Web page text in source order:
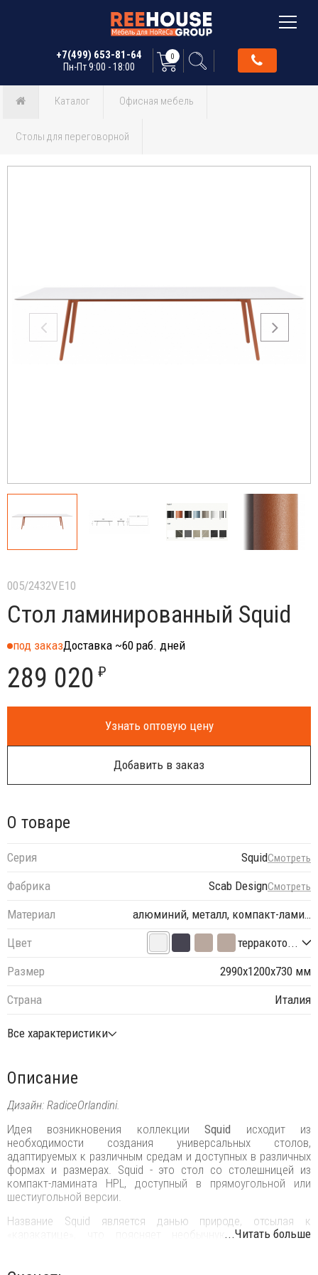
+7(499) 653-81-64
Пн-Пт 9:00 - 18:00
0
Каталог Офисная мебель
Столы для переговорной
005/2432VE10
Стол ламинированный Squid
под заказДоставка ~60 раб. дней
289 020 ₽
Узнать оптовую цену
Добавить в заказ
О товаре
Серия SquidСмотреть
Фабрика Scab DesignСмотреть
Материал
алюминий, металл, компакт-лами…
Цвет
терракото...
Размер
2990х1200х730 мм
Страна
Италия
Все характеристики
Описание
Дизайн: RadiceOrlandini.
Идея возникновения коллекцииSquid исходит из
необходимости создания универсальных столов,
адаптируемых к различным средам и доступных в различных
формах и размерах. Squid - это стол со столешницей из
компакт-ламината HPL, доступный в прямоугольной или
шестиугольной версии.
Название Squid является данью природе, отсылая к
«каракатице», что поясняет необычную форму литых
...Читать больше